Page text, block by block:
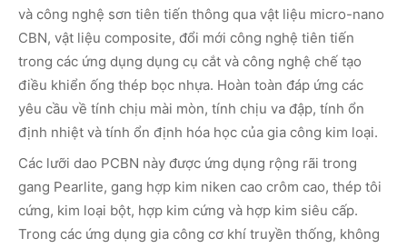
và công nghệ sơn tiên tiến thông qua vật liệu micro-nano
CBN, vật liệu composite, đổi mới công nghệ tiên tiến
trong các ứng dụng dụng cụ cắt và công nghệ chế tạo
điều khiển ống thép bọc nhựa. Hoàn toàn đáp ứng các
yêu cầu về tính chịu mài mòn, tính chịu va đập, tính ổn
định nhiệt và tính ổn định hóa học của gia công kim loại.
Các lưỡi dao PCBN này được ứng dụng rộng rãi trong
gang Pearlite, gang hợp kim niken cao crôm cao, thép tôi
cứng, kim loại bột, hợp kim cứng và hợp kim siêu cấp.
Trong các ứng dụng gia công cơ khí truyền thống, không